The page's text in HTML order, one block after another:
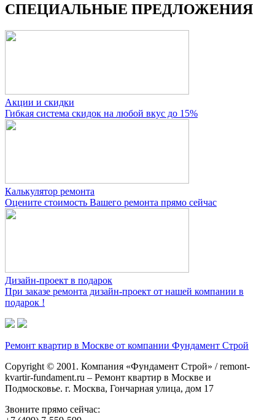
СПЕЦИАЛЬНЫЕ ПРЕДЛОЖЕНИЯ
Акции и скидки
Гибкая система скидок на любой вкус до 15%
Калькулятор ремонта
Оцените стоимость Вашего ремонта прямо сейчас
Дизайн-проект в подарок
При заказе ремонта дизайн-проект от нашей компании в
подарок !
Ремонт квартир в Москве от компании Фундамент Строй
Copyright © 2001. Компания «Фундамент Строй» / remont-
kvartir-fundament.ru – Ремонт квартир в Москве и
Подмосковье. г. Москва, Гончарная улица, дом 17
Звоните прямо сейчас: